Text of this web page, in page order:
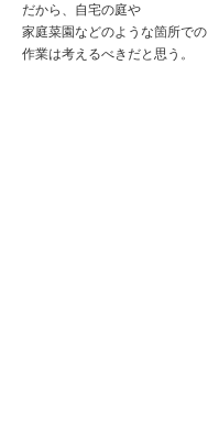
だから、自宅の庭や
家庭菜園などのような箇所での
作業は考えるべきだと思う。